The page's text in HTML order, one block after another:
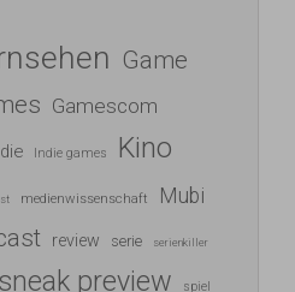
Game
Gamescom
Indie games Kino
medienwissenschaft Mubi
review serie serienkiller
sneak preview spiel